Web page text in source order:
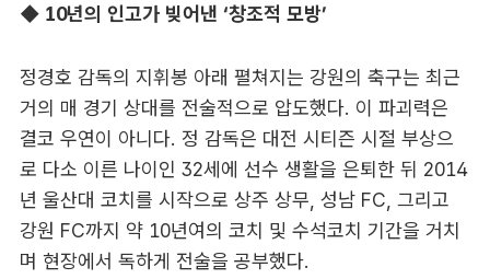
◆ 10년의 인고가 빚어낸 ‘창조적 모방’
정경호 감독의 지휘봉 아래 펼쳐지는 강원의 축구는 최근
거의 매 경기 상대를 전술적으로 압도했다. 이 파괴력은
결코 우연이 아니다. 정 감독은 대전 시티즌 시절 부상으
로 다소 이른 나이인 32세에 선수 생활을 은퇴한 뒤 2014
년 울산대 코치를 시작으로 상주 상무, 성남 FC, 그리고
강원 FC까지 약 10년여의 코치 및 수석코치 기간을 거치
며 현장에서 독하게 전술을 공부했다.